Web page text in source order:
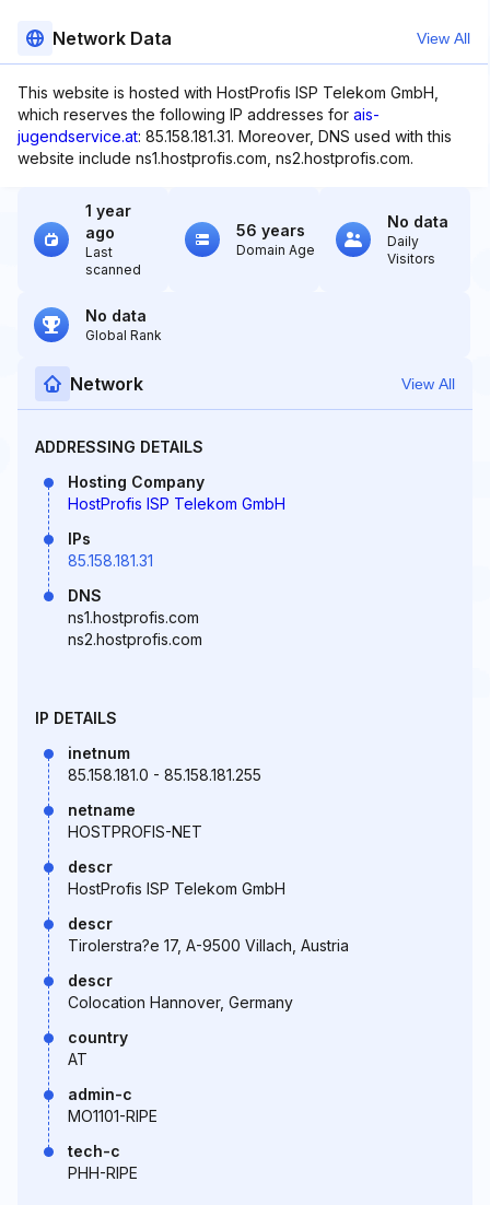
Network Data View All
This website is hosted with HostProfis ISP Telekom GmbH,
which reserves the following IP addresses for ais-
jugendservice.at: 85.158.181.31. Moreover, DNS used with this
website include ns1.hostprofis.com, ns2.hostprofis.com.
1 year
ago
Last
scanned
56 years
Domain Age
No data
Daily
Visitors
No data
Global Rank
Network View All
ADDRESSING DETAILS
Hosting Company
HostProfis ISP Telekom GmbH
IPs
85.158.181.31
DNS
ns1.hostprofis.com
ns2.hostprofis.com
IP DETAILS
inetnum
85.158.181.0 - 85.158.181.255
netname
HOSTPROFIS-NET
descr
HostProfis ISP Telekom GmbH
descr
Tirolerstra?e 17, A-9500 Villach, Austria
descr
Colocation Hannover, Germany
country
AT
admin-c
MO1101-RIPE
tech-c
PHH-RIPE